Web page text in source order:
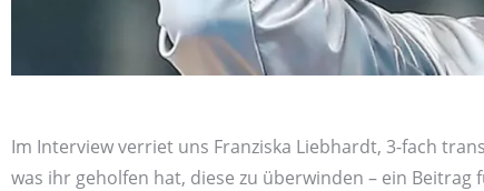
Im Interview verriet uns Franziska Liebhardt, 3-fach
was ihr geholfen hat, diese zu überwinden – ein